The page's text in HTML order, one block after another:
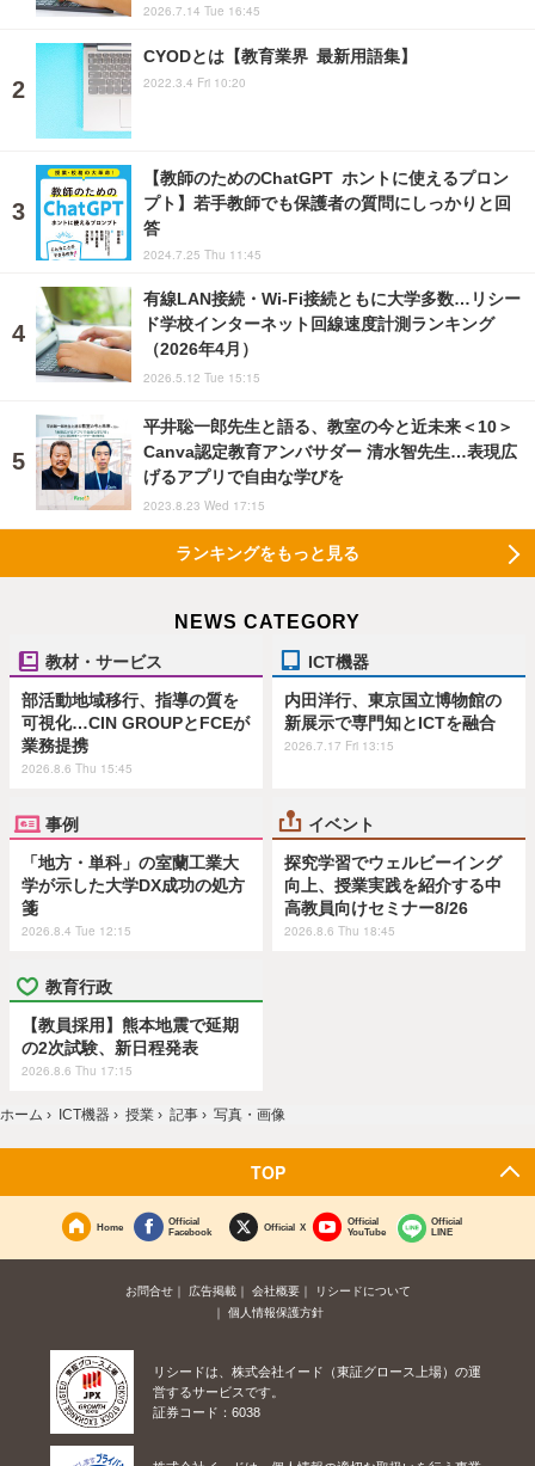
2026.7.14 Tue 16:45
CYODとは【教育業界 最新用語集】
2022.3.4 Fri 10:20
【教師のためのChatGPT ホントに使えるプロン
プト】若手教師でも保護者の質問にしっかりと回
答
2024.7.25 Thu 11:45
有線LAN接続・Wi-Fi接続ともに大学多数…リシー
ド学校インターネット回線速度計測ランキング
（2026年4月）
2026.5.12 Tue 15:15
平井聡一郎先生と語る、教室の今と近未来＜10＞
Canva認定教育アンバサダー 清水智先生…表現広
げるアプリで自由な学びを
2023.8.23 Wed 17:15
ランキングをもっと見る
NEWS CATEGORY
教材・サービス
部活動地域移行、指導の質を
可視化…CIN GROUPとFCEが
業務提携
2026.8.6 Thu 15:45
ICT機器
内田洋行、東京国立博物館の
新展示で専門知とICTを融合
2026.7.17 Fri 13:15
事例
「地方・単科」の室蘭工業大
学が示した大学DX成功の処方
箋
2026.8.4 Tue 12:15
イベント
探究学習でウェルビーイング
向上、授業実践を紹介する中
高教員向けセミナー8/26
2026.8.6 Thu 18:45
教育行政
【教員採用】熊本地震で延期
の2次試験、新日程発表
2026.8.6 Thu 17:15
ホーム › ICT機器 › 授業 › 記事 › 写真・画像
TOP
Home
Official
Facebook
Official X
Official
YouTube
Official
LINE
お問合せ 広告掲載 会社概要
リシードについて
個人情報保護方針
リシードは、株式会社イード（東証グロース上場）の運
営するサービスです。
証券コード：6038